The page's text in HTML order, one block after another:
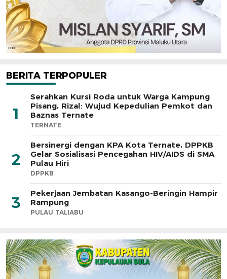
BERITA TERPOPULER
1
Serahkan Kursi Roda untuk Warga Kampung
Pisang, Rizal: Wujud Kepedulian Pemkot dan
Baznas Ternate
TERNATE
2
Bersinergi dengan KPA Kota Ternate, DPPKB
Gelar Sosialisasi Pencegahan HIV/AIDS di SMA
Pulau Hiri
DPPKB
3
Pekerjaan Jembatan Kasango-Beringin Hampir
Rampung
PULAU TALIABU